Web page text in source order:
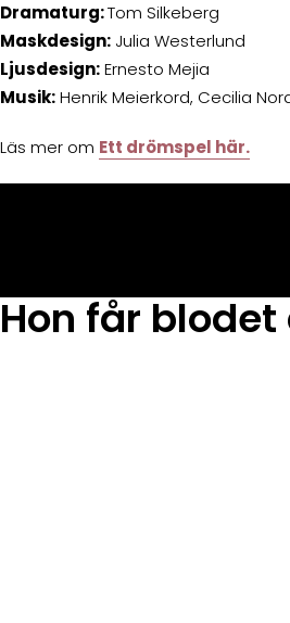
Dramaturg:Tom Silkeberg
Maskdesign: Julia Westerlund
Ljusdesign:Ernesto Mejia
Musik:Henrik Meierkord, Cecilia
Läs mer om Ett drömspel här.
Hon får